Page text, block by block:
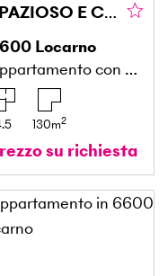
SPAZIOSO E CENTRALE CON GIARDINO IN COSTRUZIONE
Locarno
Appartamento con giardino
130m2
su richiesta